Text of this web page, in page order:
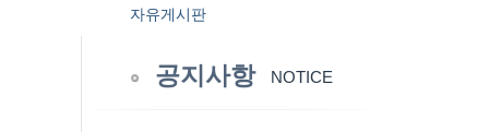
자유게시판
공지사항 NOTICE